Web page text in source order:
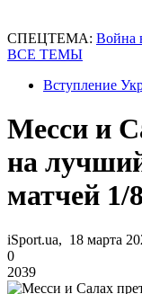
СПЕЦТЕМА: Война
ВСЕ ТЕМЫ
Вступление
Месси и
на
матчей
iSport.ua, 18 марта
0
2039